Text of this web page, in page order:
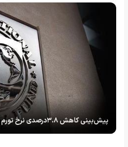
پیش‌بینی کاهش ۳.۸درصدی نرخ تورم در جهان